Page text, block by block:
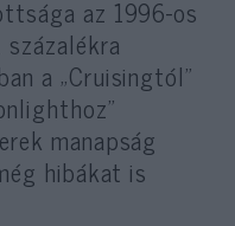
az 1996-os
a „Cruisingtól”
manapság
hibákat is